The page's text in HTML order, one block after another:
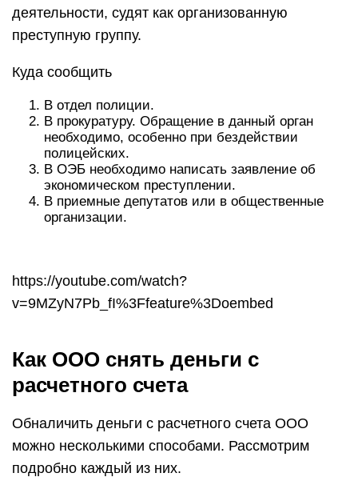
деятельности, судят как организованную
преступную группу.
Куда сообщить
В отдел полиции.
В прокуратуру. Обращение в данный орган
необходимо, особенно при бездействии
полицейских.
В ОЭБ необходимо написать заявление об
экономическом преступлении.
В приемные депутатов или в общественные
организации.
https://youtube.com/watch?
v=9MZyN7Pb_fI%3Ffeature%3Doembed
Как ООО снять деньги с
расчетного счета
Обналичить деньги с расчетного счета ООО
можно несколькими способами. Рассмотрим
подробно каждый из них.